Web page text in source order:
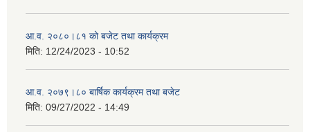
आ.व. २०८०।८१ को बजेट तथा कार्यक्रम
मिति: 12/24/2023 - 10:52
आ.व. २०७९।८० बार्षिक कार्यक्रम तथा बजेट
मिति: 09/27/2022 - 14:49